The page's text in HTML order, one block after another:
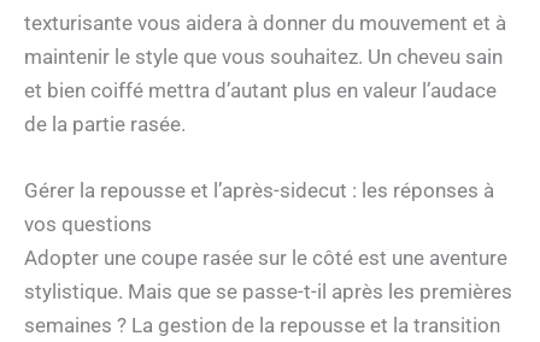
texturisante vous aidera à donner du mouvement et à
maintenir le style que vous souhaitez. Un cheveu sain
et bien coiffé mettra d’autant plus en valeur l’audace
de la partie rasée.
Gérer la repousse et l’après-sidecut : les réponses à
vos questions
Adopter une coupe rasée sur le côté est une aventure
stylistique. Mais que se passe-t-il après les premières
semaines ? La gestion de la repousse et la transition